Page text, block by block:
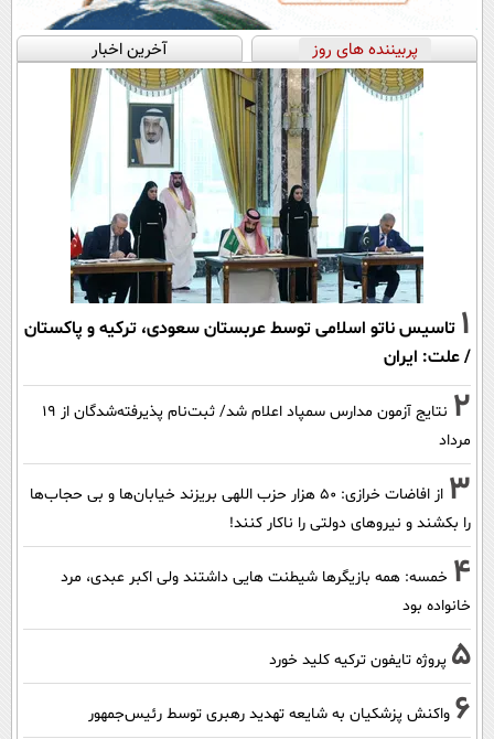
پربیننده های روز آخرین اخبار
1 تاسیس ناتو اسلامی توسط عربستان سعودی، ترکیه و پاکستان
/ علت: ایران
2
نتایج آزمون مدارس سمپاد اعلام شد/ ثبت‌نام پذیرفته‌شدگان از ۱۹
مرداد
3
از افاضات خرازی: ۵۰ هزار حزب اللهی بریزند خیابان‌ها و بی حجاب‌ها
را بکشند و نیرو‌های دولتی را ناکار کنند!
4 خمسه: همه بازیگرها شیطنت هایی داشتند ولی اکبر عبدی، مرد
خانواده بود
5 پروژه تایفون ترکیه کلید خورد
6 واکنش پزشکیان به شایعه تهدید رهبری توسط رئیس‌جمهور